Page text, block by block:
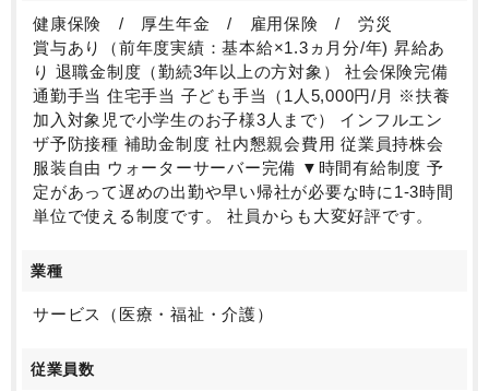
健康保険 / 厚生年金 / 雇用保険 / 労災
賞与あり（前年度実績：基本給×1.3ヵ月分/年) 昇給あ
り 退職金制度（勤続3年以上の方対象） 社会保険完備
通勤手当 住宅手当 子ども手当（1人5,000円/月 ※扶養
加入対象児で小学生のお子様3人まで） インフルエン
ザ予防接種 補助金制度 社内懇親会費用 従業員持株会
服装自由 ウォーターサーバー完備 ▼時間有給制度 予
定があって遅めの出勤や早い帰社が必要な時に1-3時間
単位で使える制度です。 社員からも大変好評です。
業種
サービス（医療・福祉・介護）
従業員数